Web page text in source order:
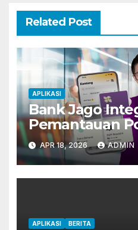
Related Post
APLIKASI
Bank Jago
Pemantauan
dalam Satu
APR 18, 2026 ADMIN
APLIKASI BERITA